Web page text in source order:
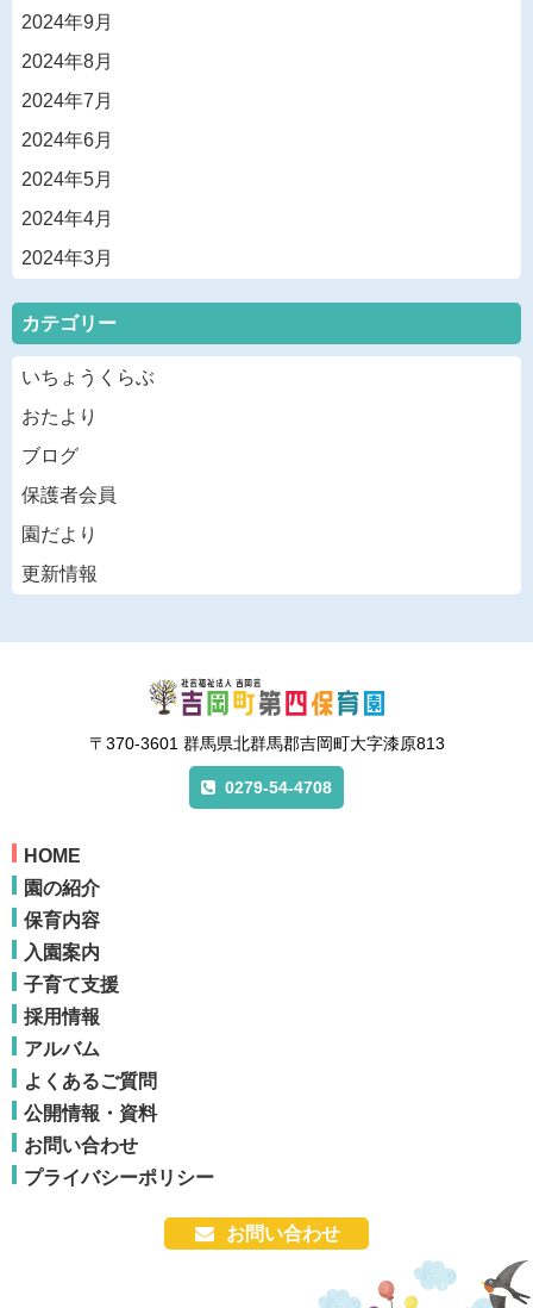
2024年9月
2024年8月
2024年7月
2024年6月
2024年5月
2024年4月
2024年3月
カテゴリー
いちょうくらぶ
おたより
ブログ
保護者会員
園だより
更新情報
〒370-3601 群馬県北群馬郡吉岡町大字漆原813
0279-54-4708
HOME
園の紹介
保育内容
入園案内
子育て支援
採用情報
アルバム
よくあるご質問
公開情報・資料
お問い合わせ
プライバシーポリシー
お問い合わせ